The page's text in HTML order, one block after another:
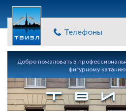
Телефоны
Добро пожаловать в
фигурному